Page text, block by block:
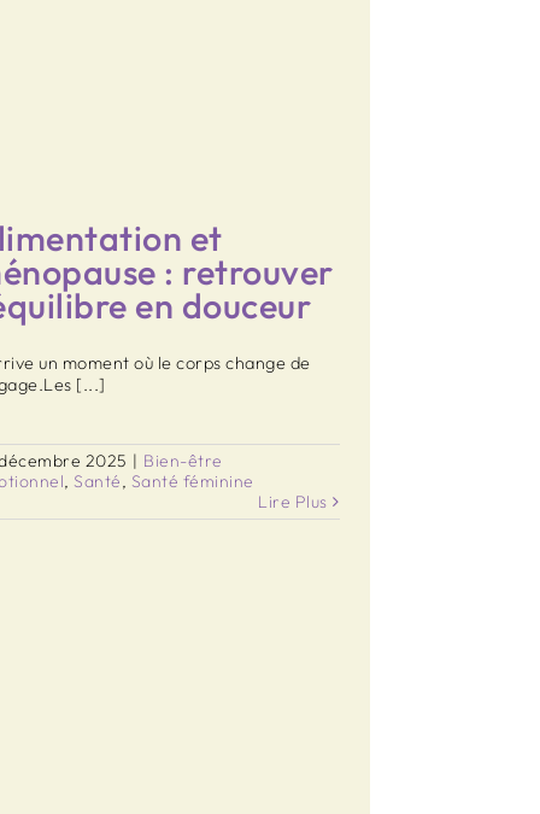
et
: retrouver
en douceur
un moment où le corps change de
[...]
2025 | Bien-être
,Santé, Santé féminine
Lire Plus